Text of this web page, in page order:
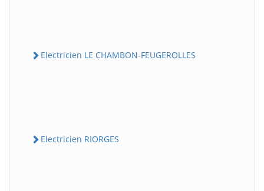
Electricien LE CHAMBON-FEUGEROLLES
Electricien RIORGES